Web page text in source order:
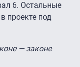
6. Остальные
проекте под
— законе